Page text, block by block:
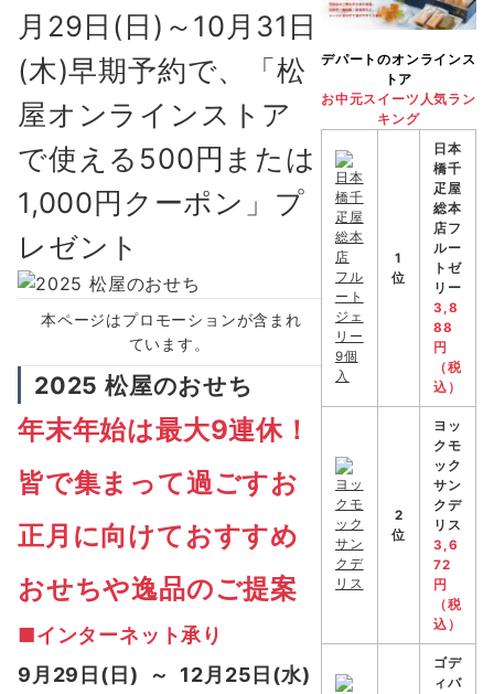
月29日(日)～10月31日
(木)早期予約で、「松
屋オンラインストア
で使える500円または
1,000円クーポン」プ
レゼント
本ページはプロモーションが含まれ
ています。
2025 松屋のおせち
年末年始は最大9連休！
皆で集まって過ごすお
正月に向けておすすめ
おせちや逸品のご提案
■インターネット承り
9月29日(日) ～ 12月25日(水)
デパートのオンラインス
トア
お中元スイーツ人気ラン
キング
1
位
日本
橋千
疋屋
総本
店フ
ルー
トゼ
リー
3,8
88
円
（税
込）
2
位
ヨッ
クモ
ック
サン
クデ
リス
3,6
72
円
（税
込）
ゴデ
ィバ